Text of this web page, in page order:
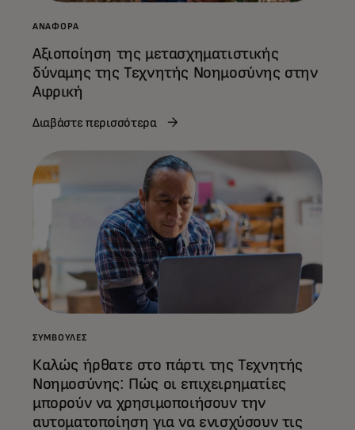
ΑΝΑΦΟΡΆ
Αξιοποίηση της μετασχηματιστικής
δύναμης της Τεχνητής Νοημοσύνης στην
Αφρική
Διαβάστε περισσότερα
ΣΥΜΒΟΥΛΈΣ
Καλώς ήρθατε στο πάρτι της Τεχνητής
Νοημοσύνης: Πώς οι επιχειρηματίες
μπορούν να χρησιμοποιήσουν την
αυτοματοποίηση για να ενισχύσουν τις